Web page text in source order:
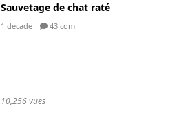
Sauvetage de chat raté
1 decade 43 com
10,256 vues